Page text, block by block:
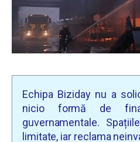
Echipa Biziday nu a
nicio formă de
guvernamentale.
limitate, iar reclama